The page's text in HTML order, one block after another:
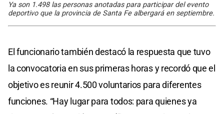
Ya son 1.498 las personas anotadas para participar del evento
deportivo que la provincia de Santa Fe albergará en septiembre.
El funcionario también destacó la respuesta que tuvo
la convocatoria en sus primeras horas y recordó que el
objetivo es reunir 4.500 voluntarios para diferentes
funciones. “Hay lugar para todos: para quienes ya